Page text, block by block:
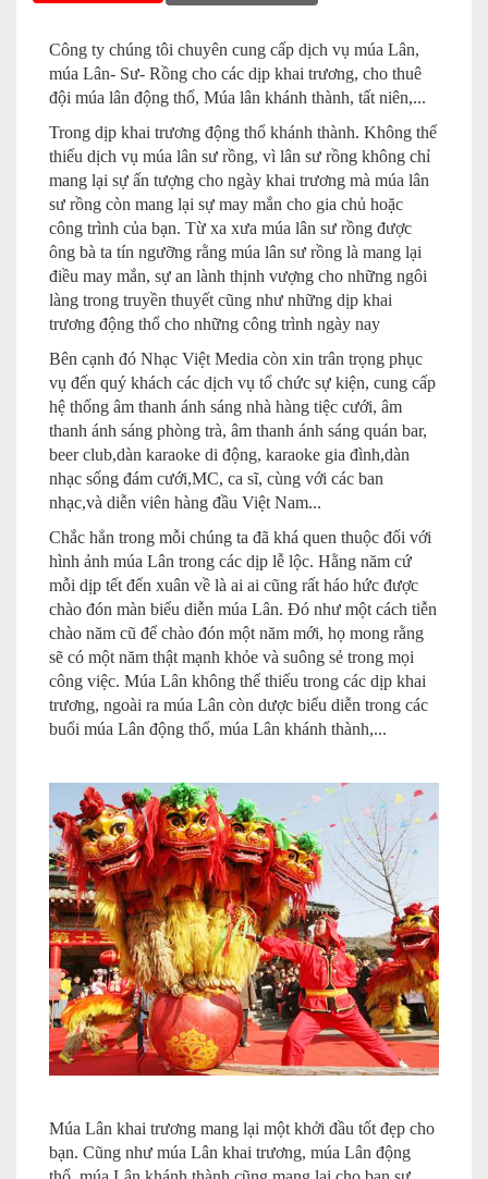
Công ty chúng tôi chuyên cung cấp dịch vụ múa Lân,
múa Lân- Sư- Rồng cho các dịp khai trương, cho thuê
đội múa lân động thổ, Múa lân khánh thành, tất niên,...
Trong dịp khai trương động thổ khánh thành. Không thể
thiếu dịch vụ múa lân sư rồng, vì lân sư rồng không chỉ
mang lại sự ấn tượng cho ngày khai trương mà múa lân
sư rồng còn mang lại sự may mắn cho gia chủ hoặc
công trình của bạn. Từ xa xưa múa lân sư rồng được
ông bà ta tín ngưỡng rằng múa lân sư rồng là mang lại
điều may mắn, sự an lành thịnh vượng cho những ngôi
làng trong truyền thuyết cũng như những dịp khai
trương động thổ cho những công trình ngày nay
Bên cạnh đó Nhạc Việt Media còn xin trân trọng phục
vụ đến quý khách các dịch vụ tổ chức sự kiện, cung cấp
hệ thống âm thanh ánh sáng nhà hàng tiệc cưới, âm
thanh ánh sáng phòng trà, âm thanh ánh sáng quán bar,
beer club,dàn karaoke di động, karaoke gia đình,dàn
nhạc sống đám cưới,MC, ca sĩ, cùng với các ban
nhạc,và diễn viên hàng đầu Việt Nam...
Chắc hẳn trong mỗi chúng ta đã khá quen thuộc đối với
hình ảnh múa Lân trong các dịp lễ lộc. Hằng năm cứ
mỗi dịp tết đến xuân về là ai ai cũng rất háo hức được
chào đón màn biểu diễn múa Lân. Đó như một cách tiễn
chào năm cũ để chào đón một năm mới, họ mong rằng
sẽ có một năm thật mạnh khỏe và suông sẻ trong mọi
công việc. Múa Lân không thể thiếu trong các dịp khai
trương, ngoài ra múa Lân còn dược biểu diễn trong các
buổi múa Lân động thổ, múa Lân khánh thành,...
Múa Lân khai trương mang lại một khởi đầu tốt đẹp cho
bạn. Cũng như múa Lân khai trương, múa Lân động